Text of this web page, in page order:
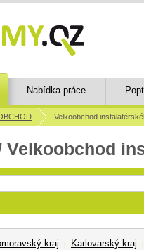
Nabídka práce
Velkoobchod
Velkoobchod
kraj | Karlovarský kraj |